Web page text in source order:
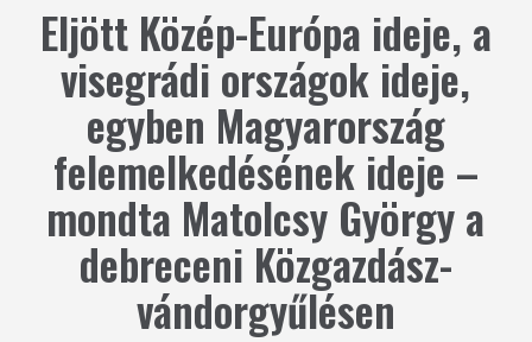
Eljött Közép-Európa ideje, a
visegrádi országok ideje,
egyben Magyarország
felemelkedésének ideje –
mondta Matolcsy György a
debreceni Közgazdász-
vándorgyűlésen